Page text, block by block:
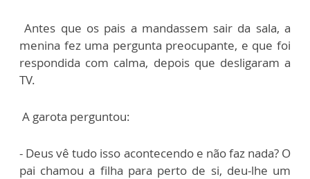
Antes que os pais a mandassem sair da sala, a
menina fez uma pergunta preocupante, e que foi
respondida com calma, depois que desligaram a
TV.
A garota perguntou:
- Deus vê tudo isso acontecendo e não faz nada? O
pai chamou a filha para perto de si, deu-lhe um